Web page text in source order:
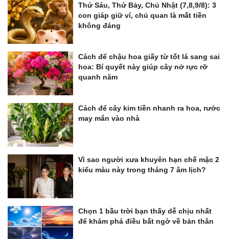
Thứ Sáu, Thứ Bảy, Chủ Nhật (7,8,9/8): 3
con giáp giữ ví, chủ quan là mất tiền
không đáng
Cách để chậu hoa giấy từ tốt lá sang sai
hoa: Bí quyết này giúp cây nở rực rỡ
quanh năm
Cách để cây kim tiền nhanh ra hoa, rước
may mắn vào nhà
Vì sao người xưa khuyên hạn chế mặc 2
kiểu màu này trong tháng 7 âm lịch?
Chọn 1 bầu trời bạn thấy dễ chịu nhất
để khám phá điều bất ngờ về bản thân